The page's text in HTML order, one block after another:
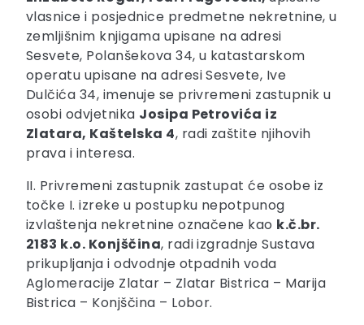
vlasnice i posjednice predmetne nekretnine, u
zemljišnim knjigama upisane na adresi
Sesvete, Polanšekova 34, u katastarskom
operatu upisane na adresi Sesvete, Ive
Dulčića 34, imenuje se privremeni zastupnik u
osobi odvjetnika Josipa Petrovića iz
Zlatara, Kaštelska 4, radi zaštite njihovih
prava i interesa.
II. Privremeni zastupnik zastupat će osobe iz
točke I. izreke u postupku nepotpunog
izvlaštenja nekretnine označene kao k.č.br.
2183 k.o. Konjščina, radi izgradnje Sustava
prikupljanja i odvodnje otpadnih voda
Aglomeracije Zlatar – Zlatar Bistrica – Marija
Bistrica – Konjščina – Lobor.